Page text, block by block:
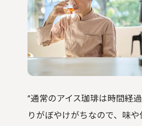
”通常のアイス珈琲は時間経
りがぼやけがちなので、味